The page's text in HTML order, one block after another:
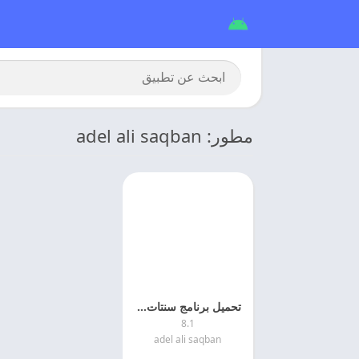
مطور: adel ali saqban
تحميل برنامج سنتات مهكر 2026 SNTAT للايفون اخر اصدار
8.1
adel ali saqban